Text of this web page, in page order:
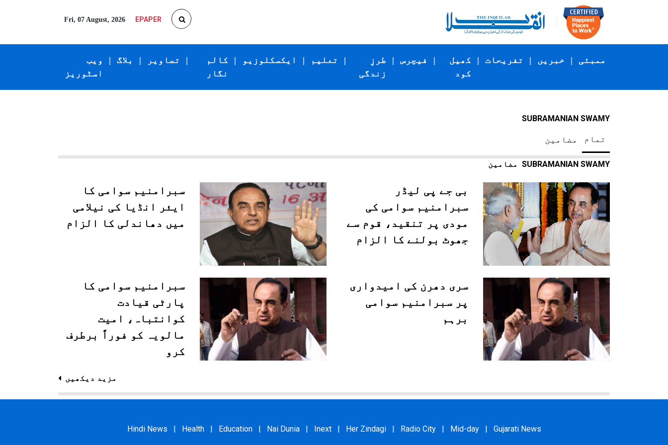
Fri, 07 August, 2026 EPAPER
ویب
اسٹوریز
| بلاگ | تصاویر |
کالم
نگار
| ایکسکلوزیو | تعلیم |
طرزِ
زندگی
| فیچرس |
کھیل
کود
| تفریحات | خبریں | ممبئی
SUBRAMANIAN SWAMY
مضامین تمام
SUBRAMANIAN SWAMY
بی جے پی لیڈر
سبرامنیم سوامی کی
مودی پر تنقید، قوم سے
جھوٹ بولنے کا الزام
سبرامنیم سوامی کا
ایئر انڈیا کی نیلامی
میں دھاندلی کا الزام
سری دھرن کی امیدواری
پر سبرامنیم سوامی
برہم
سبرامنیم سوامی کا
پارٹی قیادت
کوانتباہ، امیت
مالویہ کو فوراً برطرف
کرو
مزید دیکھیں
Hindi News Health Education Nai Dunia Inext Her Zindagi Radio City Mid-day Gujarati News